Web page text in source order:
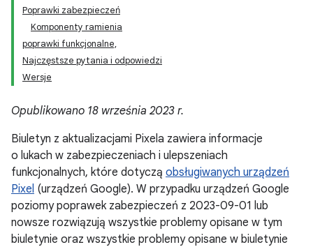
Poprawki zabezpieczeń
Komponenty ramienia
poprawki funkcjonalne,
Najczęstsze pytania i odpowiedzi
Wersje
Opublikowano 18 września 2023 r.
Biuletyn z aktualizacjami Pixela zawiera informacje
o lukach w zabezpieczeniach i ulepszeniach
funkcjonalnych, które dotyczą obsługiwanych urządzeń
Pixel (urządzeń Google). W przypadku urządzeń Google
poziomy poprawek zabezpieczeń z 2023-09-01 lub
nowsze rozwiązują wszystkie problemy opisane w tym
biuletynie oraz wszystkie problemy opisane w biuletynie